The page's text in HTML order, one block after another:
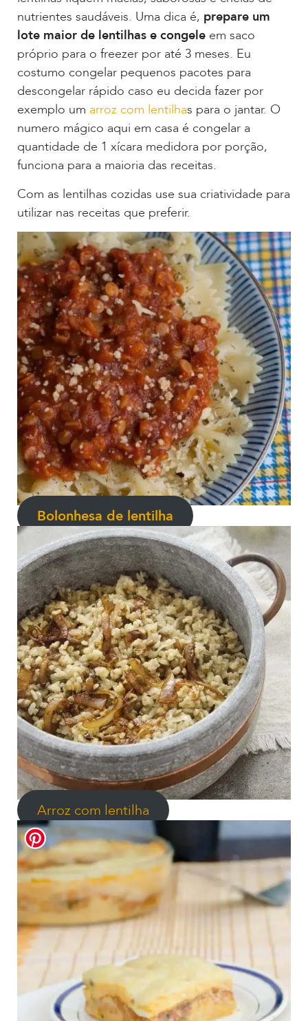
nutrientes saudáveis. Uma dica é, prepare um
lote maior de lentilhas e congele em saco
próprio para o freezer por até 3 meses. Eu
costumo congelar pequenos pacotes para
descongelar rápido caso eu decida fazer por
exemplo um arroz com lentilhas para o jantar. O
numero mágico aqui em casa é congelar a
quantidade de 1 xícara medidora por porção,
funciona para a maioria das receitas.
Com as lentilhas cozidas use sua criatividade para
utilizar nas receitas que preferir.
Bolonhesa de lentilha
Arroz com lentilha